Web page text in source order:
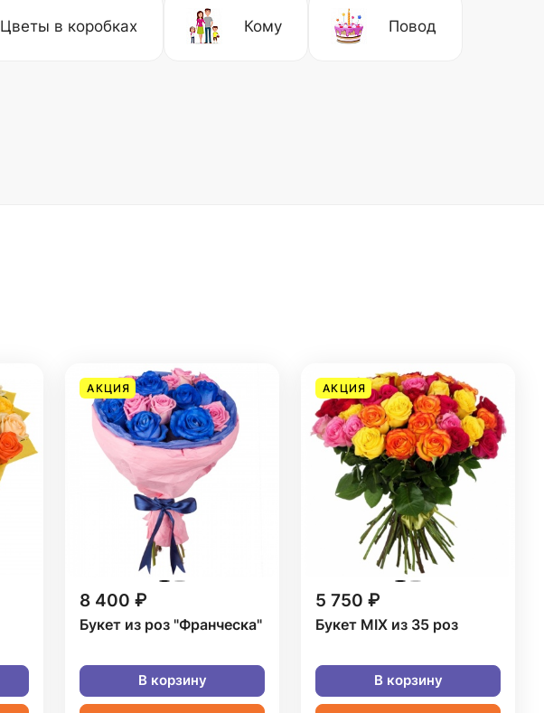
Цветы в коробках Кому Повод
АКЦИЯ
8 400 ₽
Букет из роз "Франческа"
В корзину
АКЦИЯ
5 750 ₽
Букет MIX из 35 роз
В корзину